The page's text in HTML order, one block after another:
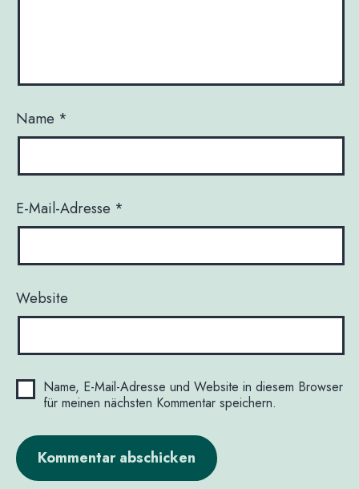
Name *
E-Mail-Adresse *
Website
Name, E-Mail-Adresse und Website in diesem Browser
für meinen nächsten Kommentar speichern.